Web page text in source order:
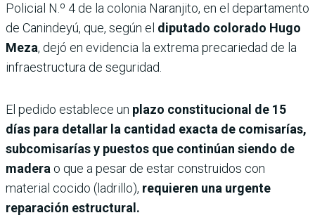
Policial N.º 4 de la colonia Naranjito, en el departamento
de Canindeyú, que, según el diputado colorado Hugo
Meza, dejó en evidencia la extrema precariedad de la
infraestructura de seguridad.
El pedido establece un plazo constitucional de 15
días para detallar la cantidad exacta de comisarías,
subcomisarías y puestos que continúan siendo de
madera o que a pesar de estar construidos con
material cocido (ladrillo), requieren una urgente
reparación estructural.